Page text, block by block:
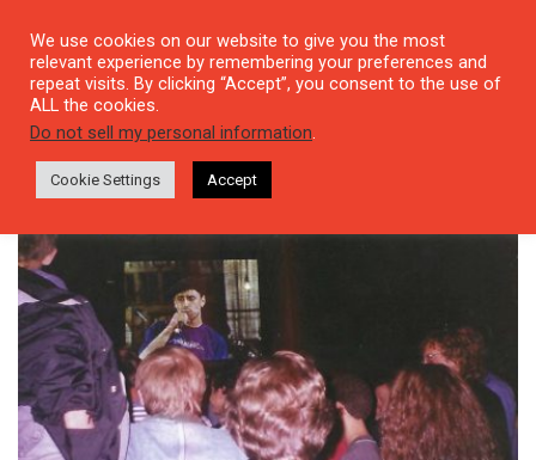
Tag: Metin Türköz
We use cookies on our website to give you the most
relevant experience by remembering your preferences and
repeat visits. By clicking “Accept”, you consent to the use of
ALL the cookies.
Do not sell my personal information.
Cookie Settings Accept